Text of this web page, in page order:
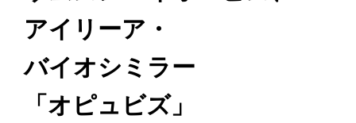
アイリーア・
バイオシミラー
「オピュビズ」